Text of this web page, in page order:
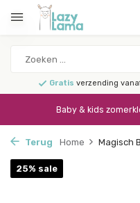
Gratis verzending
Baby & kids
Terug Home Magisch
25% sale